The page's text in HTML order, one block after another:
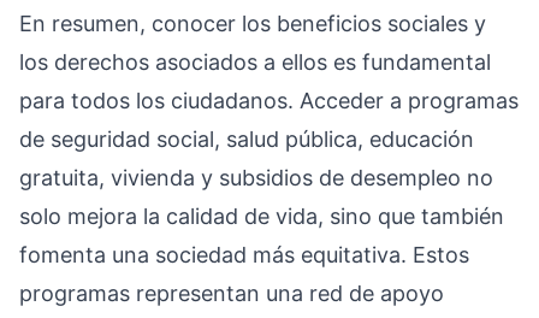
En resumen, conocer los beneficios sociales y
los derechos asociados a ellos es fundamental
para todos los ciudadanos. Acceder a programas
de seguridad social, salud pública, educación
gratuita, vivienda y subsidios de desempleo no
solo mejora la calidad de vida, sino que también
fomenta una sociedad más equitativa. Estos
programas representan una red de apoyo